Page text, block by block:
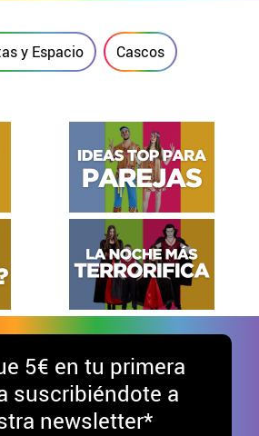
y Espacio Cascos
5€ en tu primera
suscribiéndote a
newsletter*